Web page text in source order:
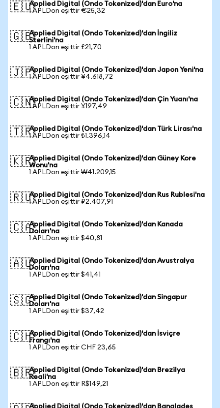
🇪🇺Applied Digital (Ondo Tokenized)'dan Euro'na
1 APLDon eşittir €25,32
🇬🇧Applied Digital (Ondo Tokenized)'dan İngiliz
Sterlini'na
1 APLDon eşittir £21,70
🇯🇵Applied Digital (Ondo Tokenized)'dan Japon Yeni'na
1 APLDon eşittir ¥4.618,72
🇨🇳Applied Digital (Ondo Tokenized)'dan Çin Yuanı'na
1 APLDon eşittir ¥197,49
🇹🇷Applied Digital (Ondo Tokenized)'dan Türk Lirası'na
1 APLDon eşittir ₺1.396,14
🇰🇷Applied Digital (Ondo Tokenized)'dan Güney Kore
Wonu'na
1 APLDon eşittir ₩41.209,15
🇷🇺Applied Digital (Ondo Tokenized)'dan Rus Rublesi'na
1 APLDon eşittir ₽2.407,91
🇨🇦Applied Digital (Ondo Tokenized)'dan Kanada
Doları'na
1 APLDon eşittir $40,81
🇦🇺Applied Digital (Ondo Tokenized)'dan Avustralya
Doları'na
1 APLDon eşittir $41,41
🇸🇬Applied Digital (Ondo Tokenized)'dan Singapur
Doları'na
1 APLDon eşittir $37,42
🇨🇭Applied Digital (Ondo Tokenized)'dan İsviçre
Frangı'na
1 APLDon eşittir CHF 23,65
🇧🇷Applied Digital (Ondo Tokenized)'dan Brezilya
Reali'na
1 APLDon eşittir R$149,21
Applied Digital (Ondo Tokenized)'dan Bangladeş